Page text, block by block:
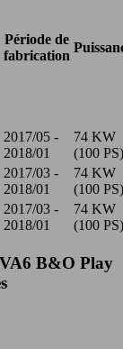
Période de
fabrication
2017/05 -
2018/01
74 KW
(100 PS)
2017/03 -
2018/01
74 KW
(100 PS)
2017/03 -
2018/01
74 KW
(100 PS)
B&O Play